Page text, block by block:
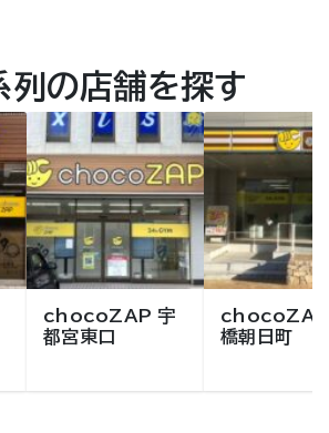
列の店舗を探す
chocoZAP 宇
都宮東口
chocoZAP
橋朝日町